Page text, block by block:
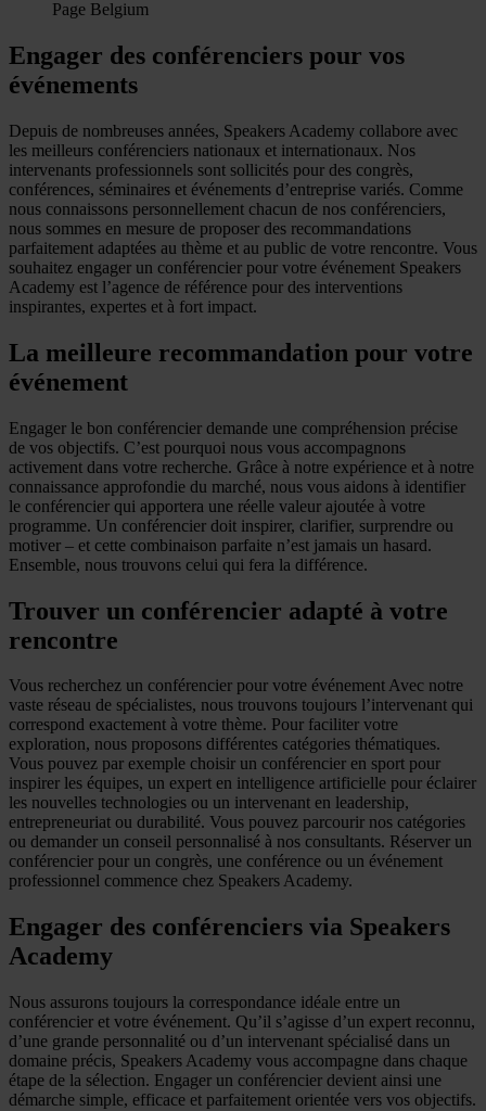
Page Belgium
Engager des conférenciers pour vos
événements
Depuis de nombreuses années, Speakers Academy collabore avec
les meilleurs conférenciers nationaux et internationaux. Nos
intervenants professionnels sont sollicités pour des congrès,
conférences, séminaires et événements d’entreprise variés. Comme
nous connaissons personnellement chacun de nos conférenciers,
nous sommes en mesure de proposer des recommandations
parfaitement adaptées au thème et au public de votre rencontre. Vous
souhaitez engager un conférencier pour votre événement Speakers
Academy est l’agence de référence pour des interventions
inspirantes, expertes et à fort impact.
La meilleure recommandation pour votre
événement
Engager le bon conférencier demande une compréhension précise
de vos objectifs. C’est pourquoi nous vous accompagnons
activement dans votre recherche. Grâce à notre expérience et à notre
connaissance approfondie du marché, nous vous aidons à identifier
le conférencier qui apportera une réelle valeur ajoutée à votre
programme. Un conférencier doit inspirer, clarifier, surprendre ou
motiver – et cette combinaison parfaite n’est jamais un hasard.
Ensemble, nous trouvons celui qui fera la différence.
Trouver un conférencier adapté à votre
rencontre
Vous recherchez un conférencier pour votre événement Avec notre
vaste réseau de spécialistes, nous trouvons toujours l’intervenant qui
correspond exactement à votre thème. Pour faciliter votre
exploration, nous proposons différentes catégories thématiques.
Vous pouvez par exemple choisir un conférencier en sport pour
inspirer les équipes, un expert en intelligence artificielle pour éclairer
les nouvelles technologies ou un intervenant en leadership,
entrepreneuriat ou durabilité. Vous pouvez parcourir nos catégories
ou demander un conseil personnalisé à nos consultants. Réserver un
conférencier pour un congrès, une conférence ou un événement
professionnel commence chez Speakers Academy.
Engager des conférenciers via Speakers
Academy
Nous assurons toujours la correspondance idéale entre un
conférencier et votre événement. Qu’il s’agisse d’un expert reconnu,
d’une grande personnalité ou d’un intervenant spécialisé dans un
domaine précis, Speakers Academy vous accompagne dans chaque
étape de la sélection. Engager un conférencier devient ainsi une
démarche simple, efficace et parfaitement orientée vers vos objectifs.